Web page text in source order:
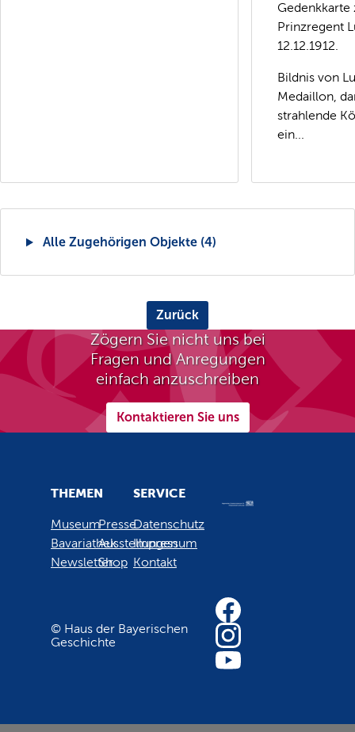
Gedenkkarte
Prinzregent
12.12.1912.
Bildnis von
Medaillon,
strahlende
ein...
Alle Zugehörigen Objekte (4)
Zurück
Zögern Sie nicht uns bei
Fragen und Anregungen
einfach anzuschreiben
Kontaktieren Sie uns
THEMEN
Museum
Bavariathek
Newsletter
Presse
Ausstellungen
Shop
SERVICE
Datenschutz
Impressum
Kontakt
© Haus der Bayerischen
Geschichte